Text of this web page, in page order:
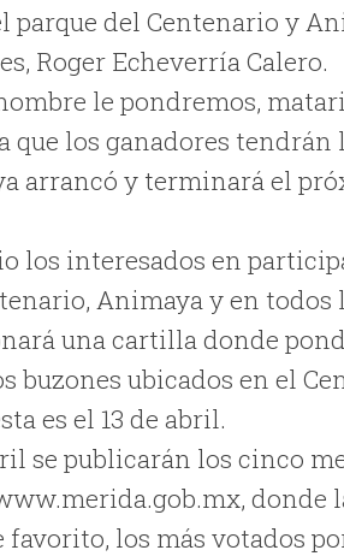
parque del Centenario y
Roger Echeverría Calero.
le pondremos,
que los ganadores
arrancó y terminará el
los interesados en
Animaya y en
una cartilla donde
buzones ubicados en el
es el 13 de abril.
se publicarán los cinco
donde
los más votados